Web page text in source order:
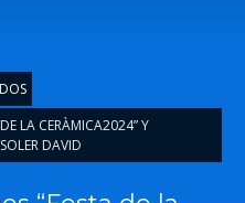
LA CERÀMICA2024” Y
DAVID